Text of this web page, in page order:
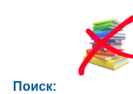
Поиск: